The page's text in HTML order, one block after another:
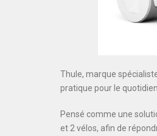
Thule, marque
pratique pour le
Pensé comme une
et 2 vélos, afin de